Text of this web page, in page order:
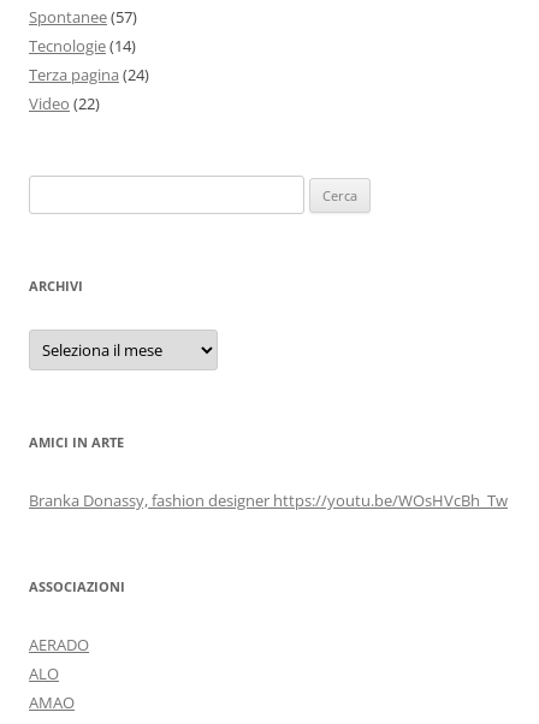
Spontanee(57)
Tecnologie(14)
Terza pagina (24)
Video (22)
per:
ARCHIVI
Archivi
AMICI IN ARTE
Branka Donassy, fashion designer https://youtu.be/WOsHVcBh_Tw
ASSOCIAZIONI
AERADO
ALO
AMAO